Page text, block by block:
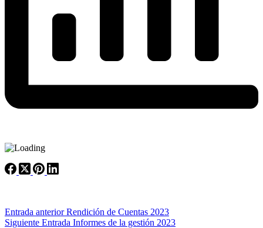
Entrada anteriorRendición de Cuentas 2023
Siguiente Entrada Informes de la gestión 2023